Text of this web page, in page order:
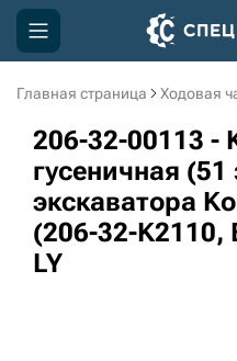
Главная страница Ходовая
206-32-00113 -
гусеничная (51
экскаватора
(206-32-K2110,
LY
Компания
Акции
Доставка и оплата
Информация